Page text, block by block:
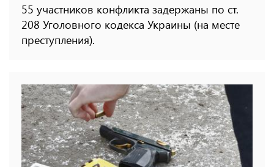
55 участников конфликта задержаны по ст.
208 Уголовного кодекса Украины (на месте
преступления).